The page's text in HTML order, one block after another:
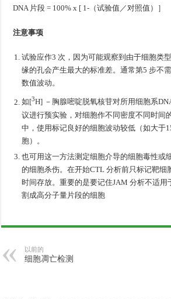
DNA 片段 = 100% x [ 1-（试验值／对照值）］
注意事项
试验应作3 次，因为可能观察到由于细胞类
缘的孔会产生最大的标准差。通常第5 步不
数值波动。
如[3H] －胸腺嘧啶脱氧核苷对所用细胞系
议进行预实验，对细胞作不同密度不同时间
中，使用标记良好的细胞波动较低（如大于
胞）。
也可用这一方法测定细胞介导的细胞毒性或
的细胞杀伤。在开始CTL 分析前只标记靶细
时间存放。重要的是要记住JAM 分析不适用
割成高分子量片段的细胞
以前的
细胞凋亡检测